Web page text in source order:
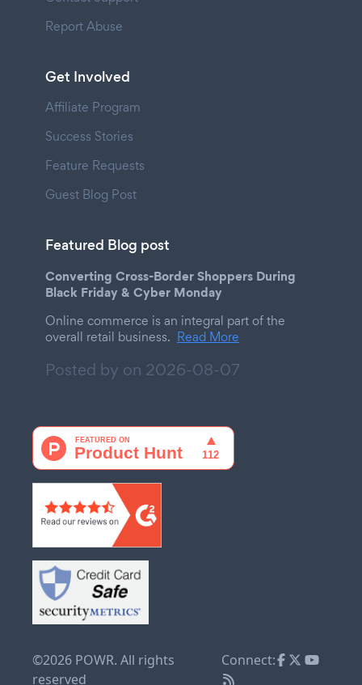
Report Abuse
Get Involved
Affiliate Program
Success Stories
Feature Requests
Guest Blog Post
Featured Blog post
Converting Cross-Border Shoppers During
Black Friday & Cyber Monday
Online commerce is an integral part of the
overall retail business. Read More
Posted by on 2026-08-07
©2026 POWR. All rights
reserved
Connect: